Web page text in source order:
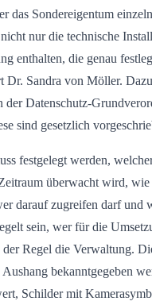
das Sondereigentum
nur die technische
enthalten, die genau
Dr. Sandra von Möller.
der Datenschutz-
sind gesetzlich
festgelegt werden,
überwacht wird, wie
darauf zugreifen darf und
sein, wer für die
Regel die Verwaltung.
bekanntgegeben
Schilder mit